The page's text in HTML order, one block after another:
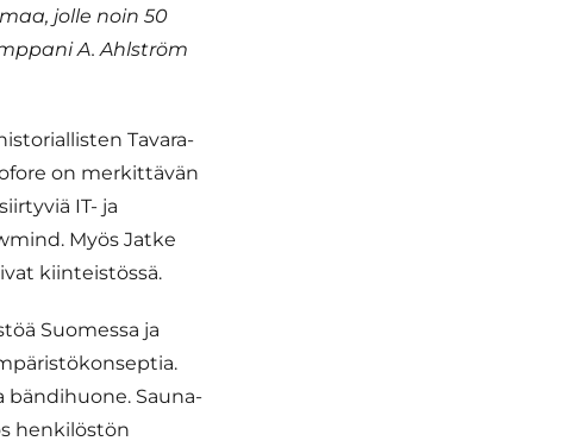
jolle noin 50
A. Ahlström
Tavara-
on merkittävän
IT- ja
Myös Jatke
kiinteistössä.
Suomessa ja
bändihuone. Sauna-
henkilöstön